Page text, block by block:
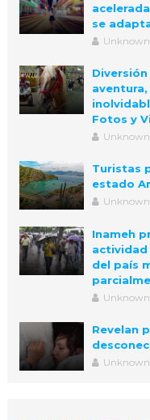
se
Unknown
Fotos y
Unknown
Turistas
estado
Unknown
Inameh
actividad
del país
Unknown
Revelan
Unknown